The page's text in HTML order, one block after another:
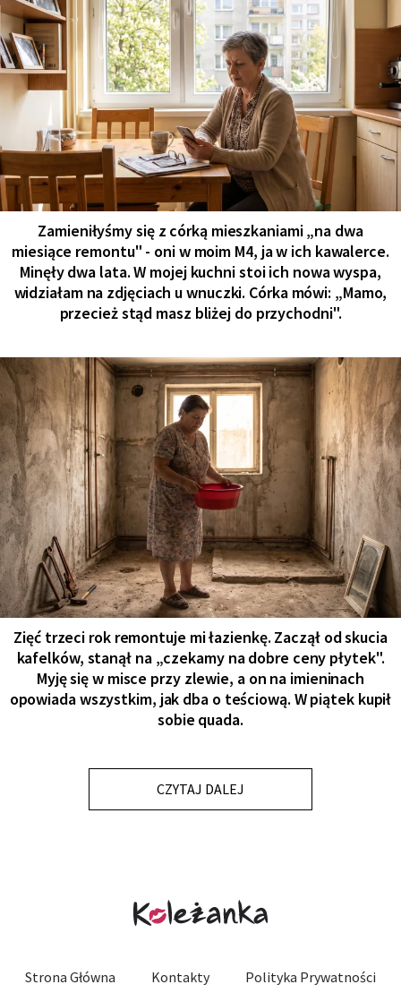
Zamieniłyśmy się z córką mieszkaniami „na dwa
miesiące remontu" - oni w moim M4, ja w ich kawalerce.
Minęły dwa lata. W mojej kuchni stoi ich nowa wyspa,
widziałam na zdjęciach u wnuczki. Córka mówi: „Mamo,
przecież stąd masz bliżej do przychodni".
Zięć trzeci rok remontuje mi łazienkę. Zaczął od skucia
kafelków, stanął na „czekamy na dobre ceny płytek".
Myję się w misce przy zlewie, a on na imieninach
opowiada wszystkim, jak dba o teściową. W piątek kupił
sobie quada.
CZYTAJ DALEJ
Strona Główna Kontakty Polityka Prywatności